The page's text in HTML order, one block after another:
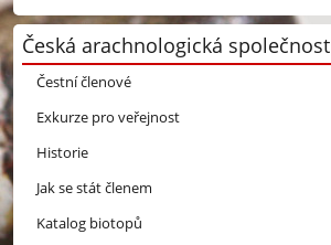
Česká arachnologická společnost
Čestní členové
Exkurze pro veřejnost
Historie
Jak se stát členem
Katalog biotopů